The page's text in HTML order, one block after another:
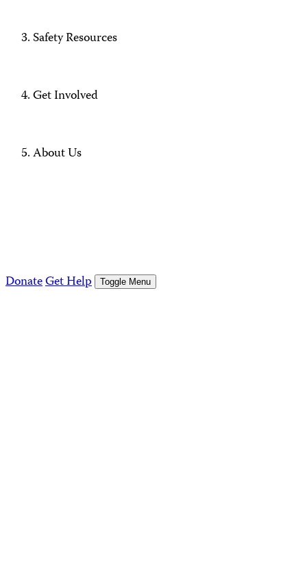
Safety Resources
Get Involved
About Us
DonateGet Help Toggle Menu